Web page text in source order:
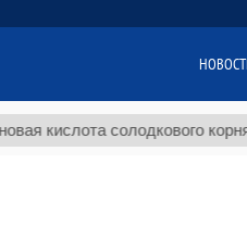
солодкового корня